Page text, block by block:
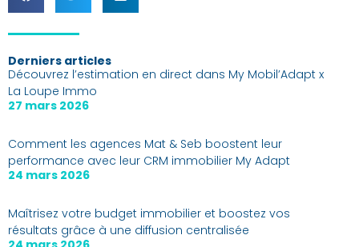
Derniers articles
Découvrez l’estimation en direct dans My Mobil’Adapt x
La Loupe Immo
27 mars 2026
Comment les agences Mat & Seb boostent leur
performance avec leur CRM immobilier My Adapt
24 mars 2026
Maîtrisez votre budget immobilier et boostez vos
résultats grâce à une diffusion centralisée